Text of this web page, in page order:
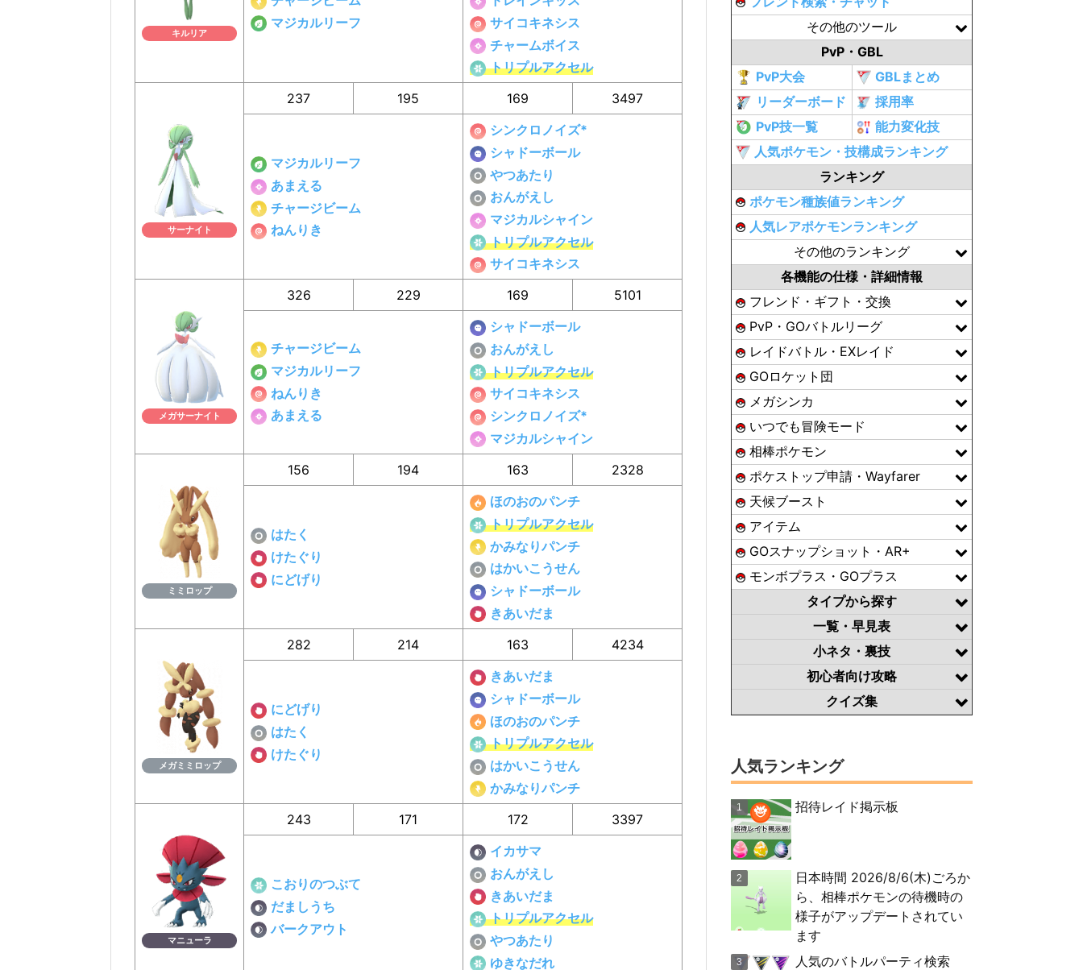
キルリア
マジカルリーフ
サイコキネシス
チャームボイス
トリプルアクセル
サーナイト
237 195 169 3497
マジカルリーフ
あまえる
チャージビーム
ねんりき
シンクロノイズ*
シャドーボール
やつあたり
おんがえし
マジカルシャイン
トリプルアクセル
サイコキネシス
メガサーナイト
326 229 169 5101
チャージビーム
マジカルリーフ
ねんりき
あまえる
シャドーボール
おんがえし
トリプルアクセル
サイコキネシス
シンクロノイズ*
マジカルシャイン
ミミロップ
156 194 163 2328
はたく
けたぐり
にどげり
ほのおのパンチ
トリプルアクセル
かみなりパンチ
はかいこうせん
シャドーボール
きあいだま
メガミミロップ
282 214 163 4234
にどげり
はたく
けたぐり
きあいだま
シャドーボール
ほのおのパンチ
トリプルアクセル
はかいこうせん
かみなりパンチ
マニューラ
243 171 172 3397
こおりのつぶて
だましうち
バークアウト
イカサマ
おんがえし
きあいだま
トリプルアクセル
やつあたり
ゆきなだれ
その他のツール
PvP・GBL
PvP大会
GBLまとめ
リーダーボード
採用率
PvP技一覧
能力変化技
人気ポケモン・技構成ランキング
ランキング
ポケモン種族値ランキング
人気レアポケモンランキング
その他のランキング
各機能の仕様・詳細情報
フレンド・ギフト・交換
PvP・GOバトルリーグ
レイドバトル・EXレイド
GOロケット団
メガシンカ
いつでも冒険モード
相棒ポケモン
ポケストップ申請・Wayfarer
天候ブースト
アイテム
GOスナップショット・AR+
モンボプラス・GOプラス
タイプから探す
一覧・早見表
小ネタ・裏技
初心者向け攻略
クイズ集
人気ランキング
招待レイド掲示板
日本時間 2026/8/6(木)ごろか
ら、相棒ポケモンの待機時の
様子がアップデートされてい
ます
人気のバトルパーティ検索